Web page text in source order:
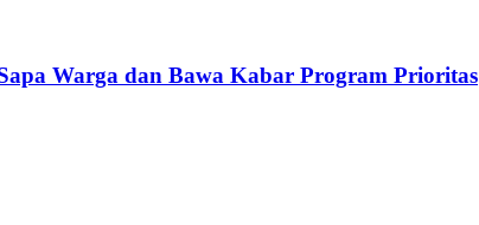
Warga dan Bawa Kabar Program Prioritas